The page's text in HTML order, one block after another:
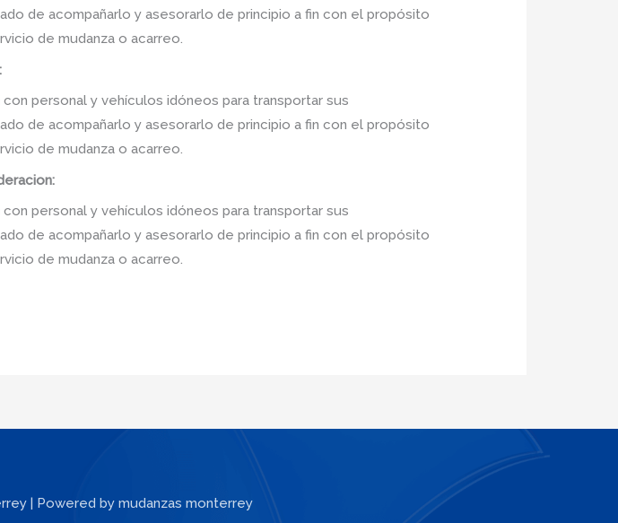
de acompañarlo y asesorarlo de principio a fin con el propósito
de mudanza o acarreo.
con personal y vehículos idóneos para transportar sus
de acompañarlo y asesorarlo de principio a fin con el propósito
de mudanza o acarreo.
con personal y vehículos idóneos para transportar sus
de acompañarlo y asesorarlo de principio a fin con el propósito
de mudanza o acarreo.
| Powered by mudanzas monterrey